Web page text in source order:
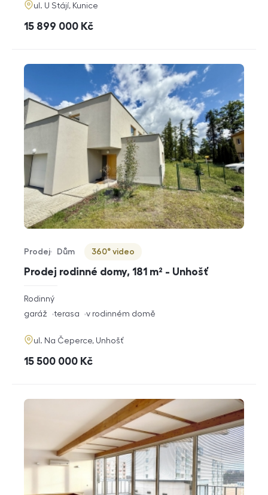
adresa
ul. U Stájí, Kunice
cena
15 899 000 Kč
Prodej rodinné domy, 181 m² - Unhošť
Typ nabídky
Prodej
Typ nemovitosti
Dům
Virtuální prohlídka
360° video
rozměry
dispozice
Rodinný
funkce
garáž terasa v rodinném domě
adresa
ul. Na Čeperce, Unhošť
cena
15 500 000 Kč